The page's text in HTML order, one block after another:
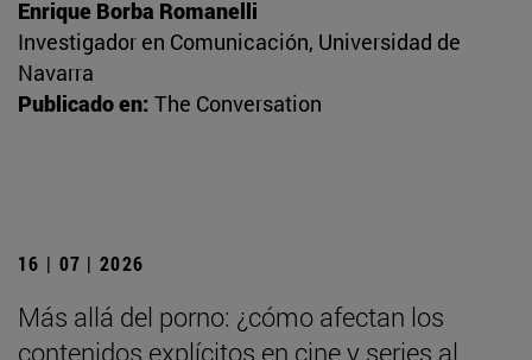
Enrique Borba Romanelli
Investigador en Comunicación, Universidad de
Navarra
Publicado en: The Conversation
16 | 07 | 2026
Más allá del porno: ¿cómo afectan los
contenidos explícitos en cine y series al